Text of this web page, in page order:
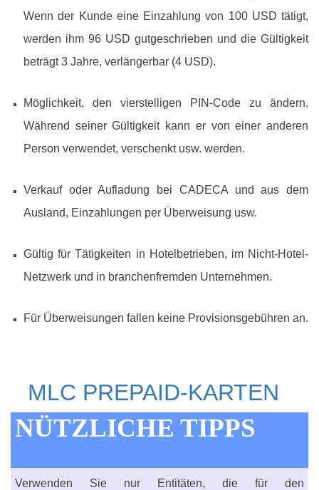
Wenn der Kunde eine Einzahlung von 100 USD tätigt,
werden ihm 96 USD gutgeschrieben und die Gültigkeit
beträgt 3 Jahre, verlängerbar (4 USD).
Möglichkeit, den vierstelligen PIN-Code zu ändern.
Während seiner Gültigkeit kann er von einer anderen
Person verwendet, verschenkt usw. werden.
Verkauf oder Aufladung bei CADECA und aus dem
Ausland, Einzahlungen per Überweisung usw.
Gültig für Tätigkeiten in Hotelbetrieben, im Nicht-Hotel-
Netzwerk und in branchenfremden Unternehmen.
Für Überweisungen fallen keine Provisionsgebühren an.
MLC PREPAID-KARTEN
NÜTZLICHE TIPPS
Verwenden Sie nur Entitäten, die für den